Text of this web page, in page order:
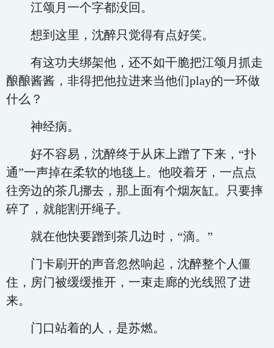
江颂月一个字都没回。
想到这里，沈醉只觉得有点好笑。
有这功夫绑架他，还不如干脆把江颂月抓走
酿酿酱酱，非得把他拉进来当他们play的一环做
什么？
神经病。
好不容易，沈醉终于从床上蹭了下来，“扑
通”一声掉在柔软的地毯上。他咬着牙，一点点
往旁边的茶几挪去，那上面有个烟灰缸。只要摔
碎了，就能割开绳子。
就在他快要蹭到茶几边时，“滴。”
门卡刷开的声音忽然响起，沈醉整个人僵
住，房门被缓缓推开，一束走廊的光线照了进
来。
门口站着的人，是苏燃。